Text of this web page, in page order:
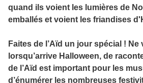
quand ils voient les lumières de
emballés et voient les friandises
Faites de l’Aïd un jour spécial !
lorsqu’arrive Halloween, de
de l’Aïd est important pour les
d’énumérer les nombreuses